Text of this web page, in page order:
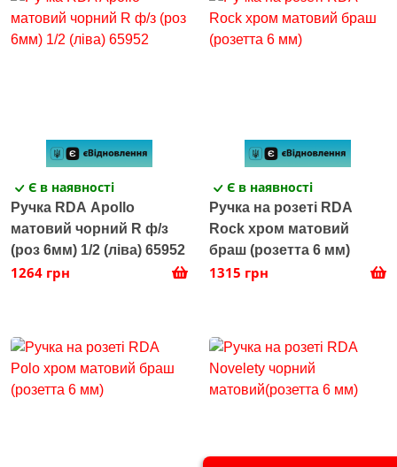
Є в наявності
Ручка RDA Apollo
матовий чорний R ф/з
(роз 6мм) 1/2 (ліва) 65952
1264 грн
Є в наявності
Ручка на розеті RDA
Rock хром матовий
браш (розетта 6 мм)
1315 грн